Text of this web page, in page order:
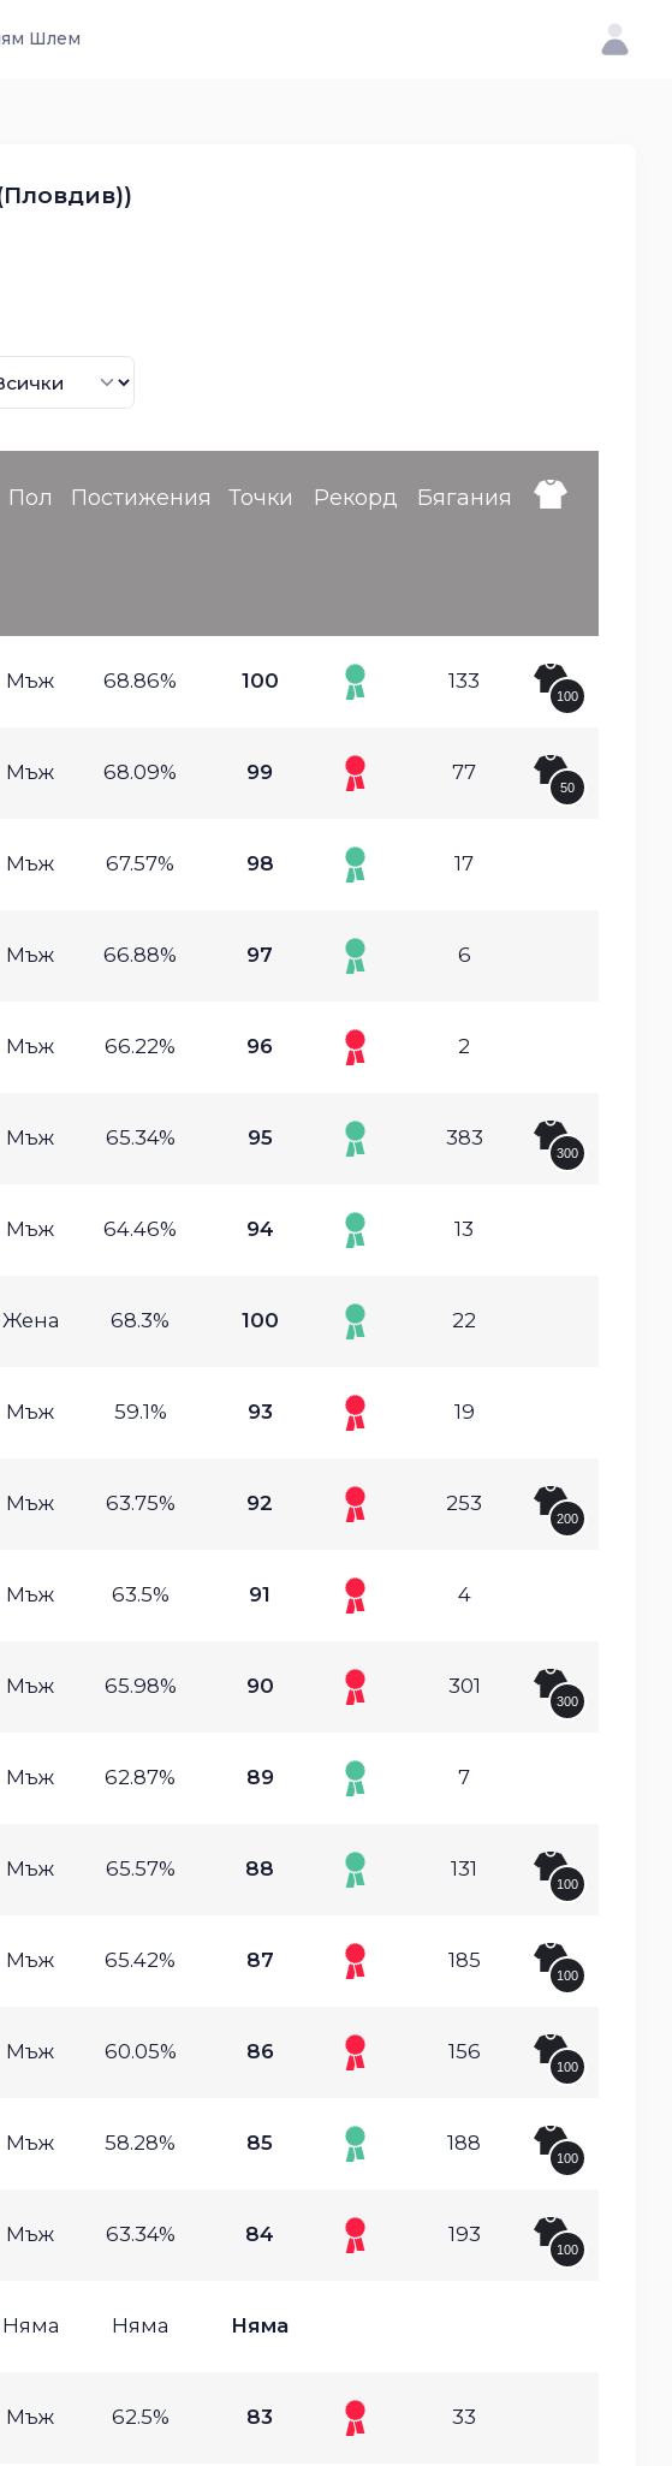
Шлем
Пол Постижения Точки Рекорд Бягания
Мъж 68.86% 100 133
100
Мъж 68.09% 99 77
50
Мъж 67.57% 98 17
Мъж 66.88% 97 6
Мъж 66.22% 96 2
Мъж 65.34% 95 383
300
Мъж 64.46% 94 13
Жена 68.3% 100 22
Мъж 59.1% 93 19
Мъж 63.75% 92 253
200
Мъж 63.5% 91 4
Мъж 65.98% 90 301
300
Мъж 62.87% 89 7
Мъж 65.57% 88 131
100
Мъж 65.42% 87 185
100
Мъж 60.05% 86 156
100
Мъж 58.28% 85 188
100
Мъж 63.34% 84 193
100
Няма Няма Няма
Мъж 62.5% 83 33